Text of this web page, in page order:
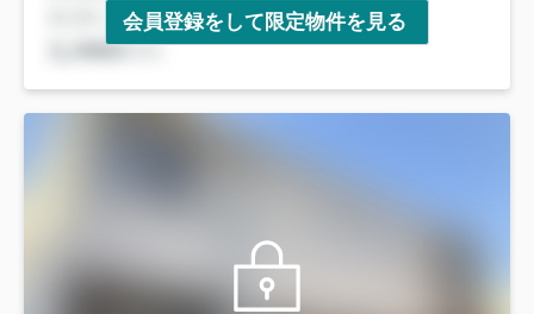
会員登録をして限定物件を見る